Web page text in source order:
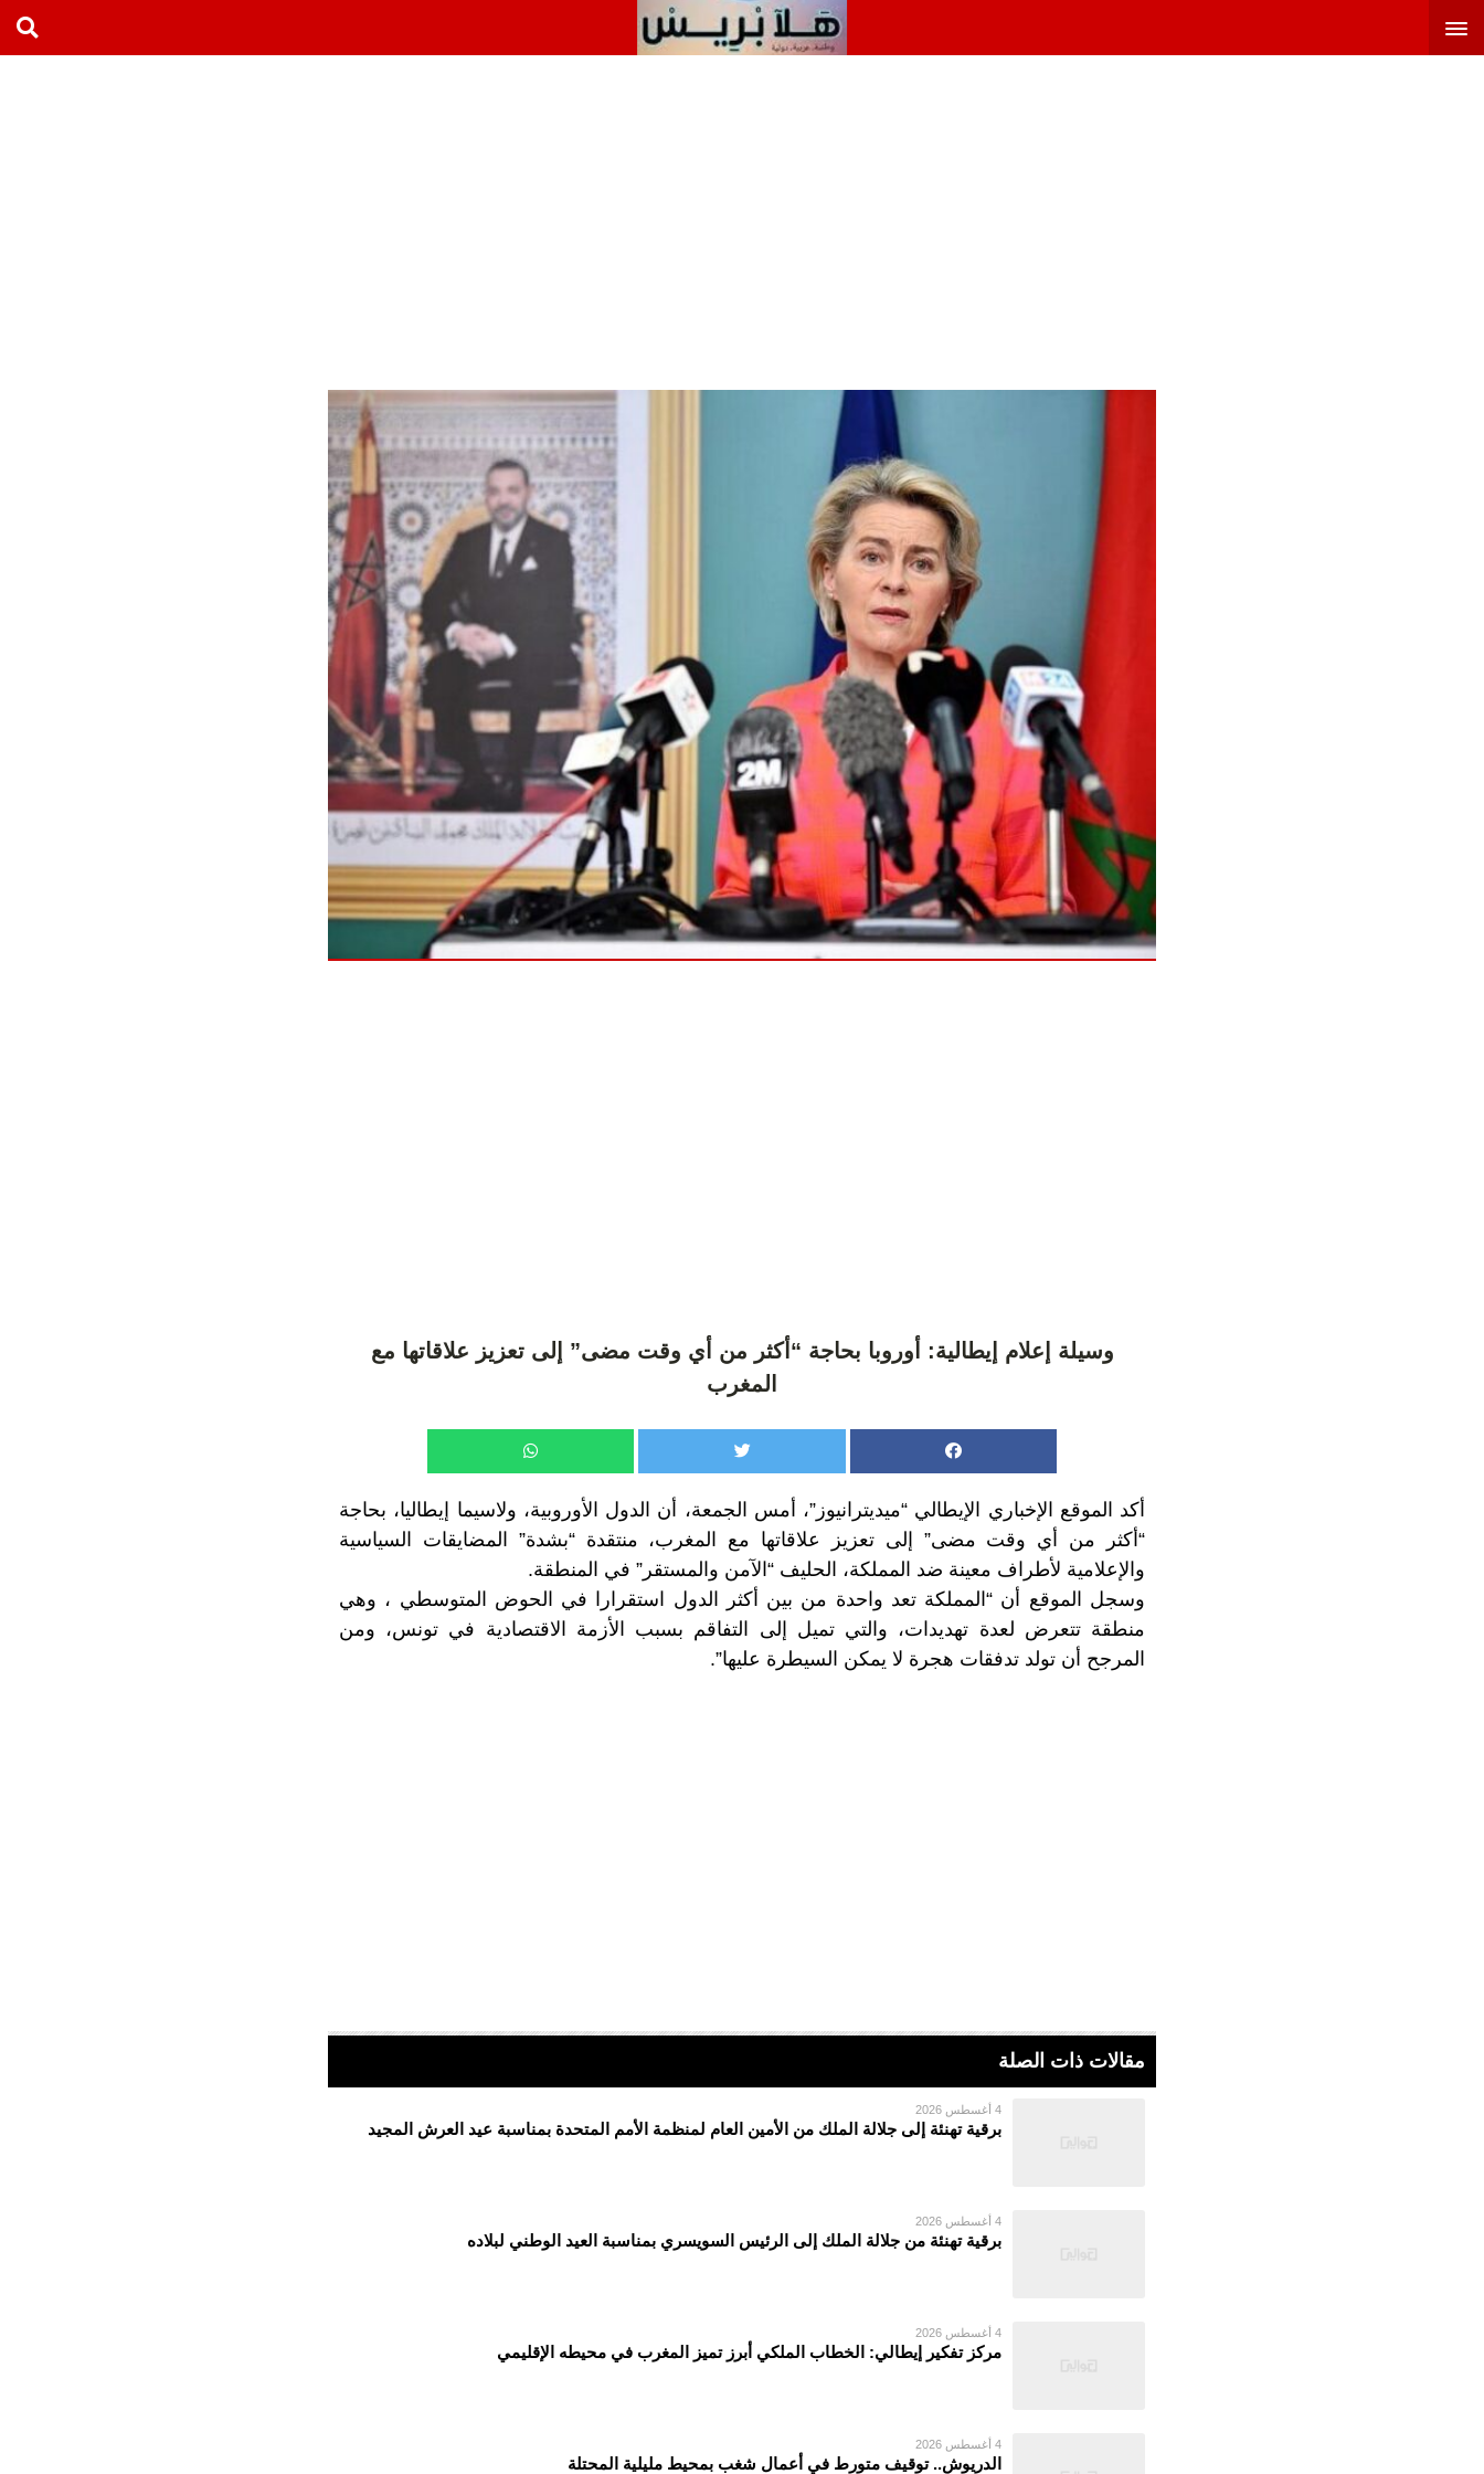
وسيلة إعلام إيطالية: أوروبا بحاجة “أكثر من أي وقت مضى” إلى تعزيز علاقاتها مع
المغرب
أكد الموقع الإخباري الإيطالي “ميديترانيوز”، أمس الجمعة، أن الدول الأوروبية، ولاسيما إيطاليا، بحاجة
“أكثر من أي وقت مضى” إلى تعزيز علاقاتها مع المغرب، منتقدة “بشدة” المضايقات السياسية
والإعلامية لأطراف معينة ضد المملكة، الحليف “الآمن والمستقر” في المنطقة.
وسجل الموقع أن “المملكة تعد واحدة من بين أكثر الدول استقرارا في الحوض المتوسطي ، وهي
منطقة تتعرض لعدة تهديدات، والتي تميل إلى التفاقم بسبب الأزمة الاقتصادية في تونس، ومن
المرجح أن تولد تدفقات هجرة لا يمكن السيطرة عليها”.
مقالات ذات الصلة
4 أغسطس 2026
برقية تهنئة إلى جلالة الملك من الأمين العام لمنظمة الأمم المتحدة بمناسبة عيد العرش المجيد
4 أغسطس 2026
برقية تهنئة من جلالة الملك إلى الرئيس السويسري بمناسبة العيد الوطني لبلاده
4 أغسطس 2026
مركز تفكير إيطالي: الخطاب الملكي أبرز تميز المغرب في محيطه الإقليمي
4 أغسطس 2026
الدريوش.. توقيف متورط في أعمال شغب بمحيط مليلية المحتلة